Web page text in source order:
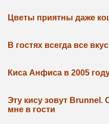
Цветы приятны даже
В гостях всегда все
Киса Анфиса в 2005
Эту кису зовут Brunnel.
мне в гости